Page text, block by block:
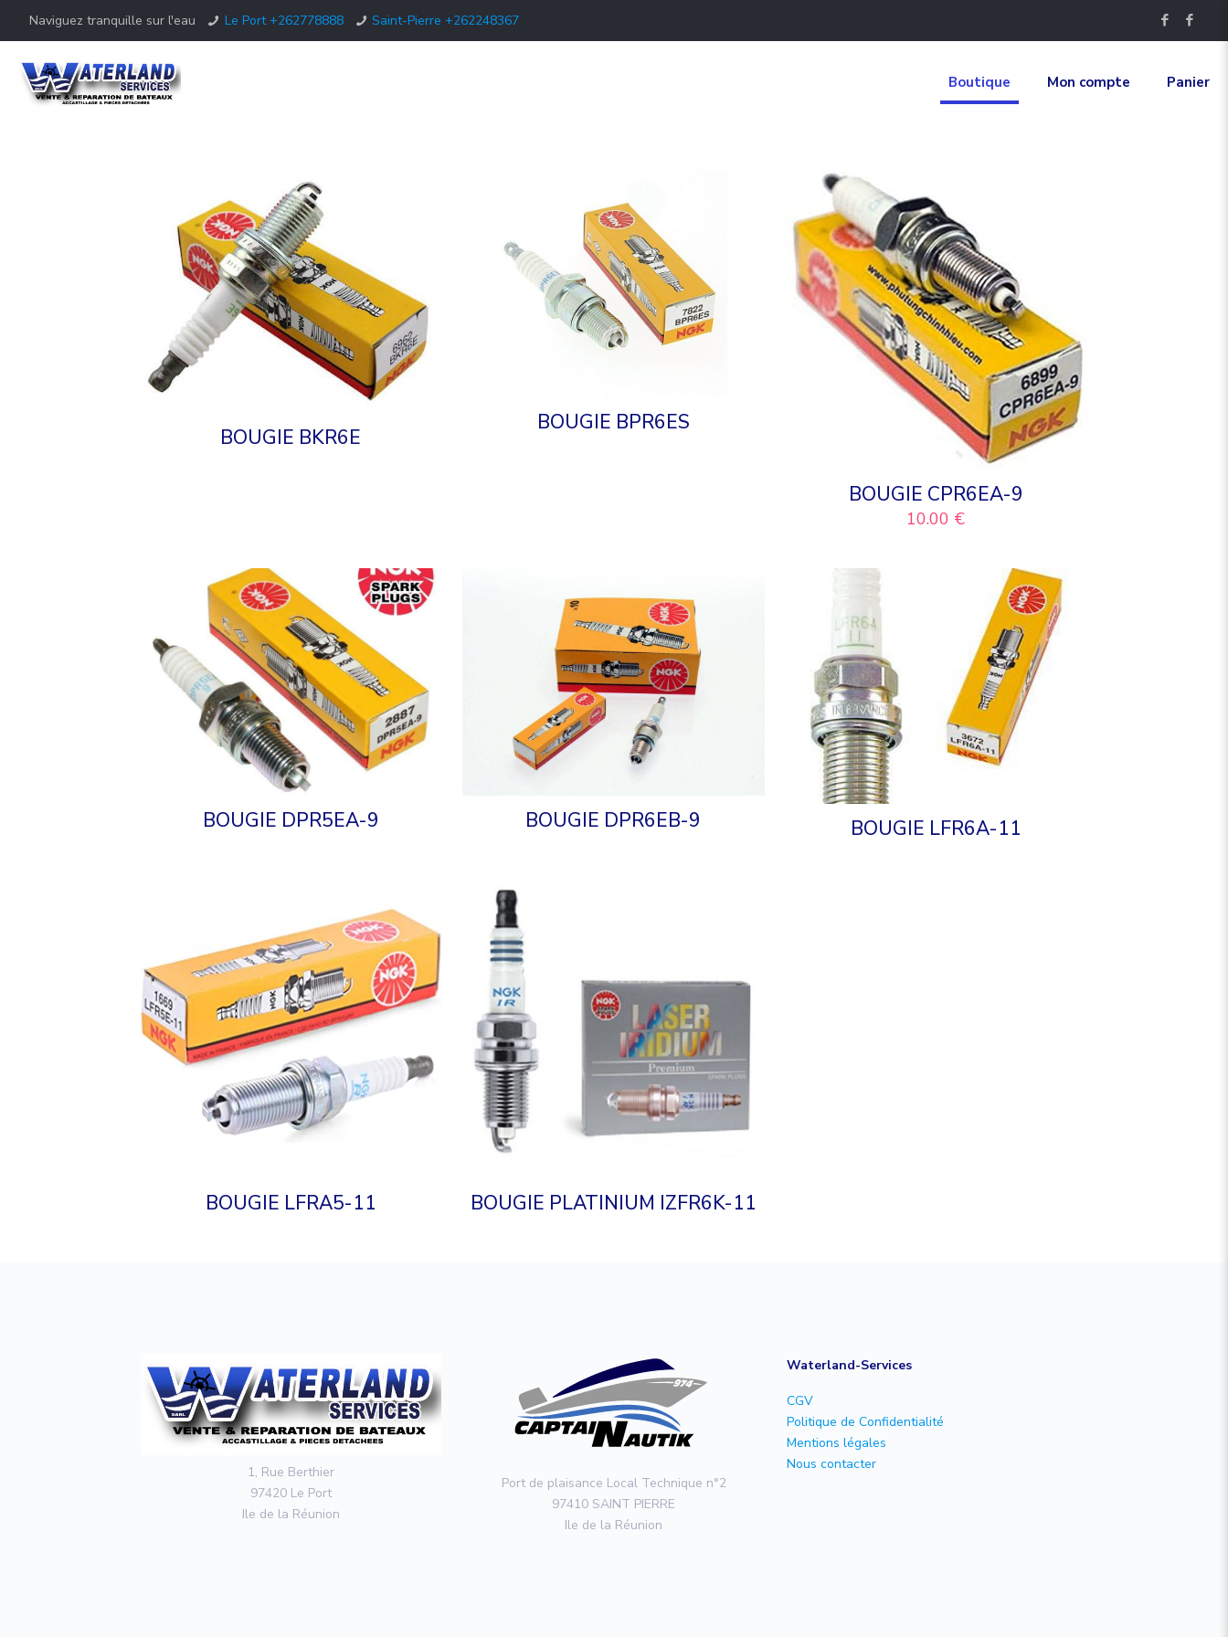
Naviguez tranquille sur l'eau Le Port +262778888 Saint-Pierre +262248367
Boutique Mon compte Panier
BOUGIE BKR6E
BOUGIE BPR6ES
BOUGIE CPR6EA-9
10.00 €
BOUGIE DPR5EA-9 BOUGIE DPR6EB-9 BOUGIE LFR6A-11
BOUGIE LFRA5-11 BOUGIE PLATINIUM IZFR6K-11
1, Rue Berthier
97420 Le Port
Ile de la Réunion
Port de plaisance Local Technique n°2
97410 SAINT PIERRE
Ile de la Réunion
Waterland-Services
CGV
Politique de Confidentialité
Mentions légales
Nous contacter